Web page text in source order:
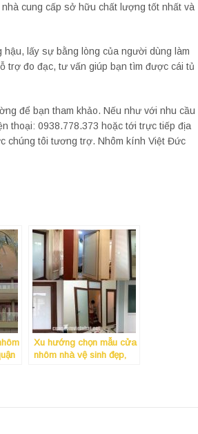
cung cấp sở hữu chất lượng tốt nhất và
lấy sự bằng lòng của người dùng làm
trợ đo đạc, tư vấn giúp bạn tìm được cái tủ
để bạn tham khảo. Nếu như với nhu cầu
thoại: 0938.778.373 hoặc tới trực tiếp địa
chúng tôi tương trợ. Nhôm kính Việt Đức
Xu hướng chọn mẫu cửa
nhôm nhà vệ sinh đẹp,